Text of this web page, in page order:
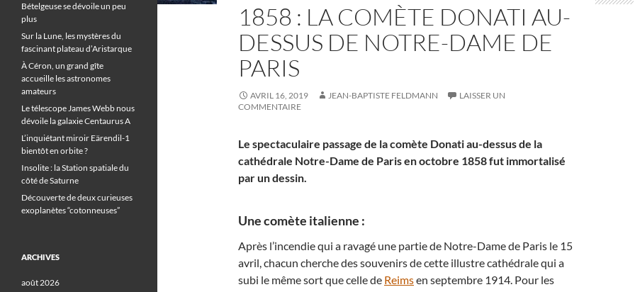
1858 : LA COMÈTE DONATI AU-
DESSUS DE NOTRE-DAME DE
PARIS
AVRIL 16, 2019 JEAN-BAPTISTE FELDMANN
LAISSER UN
COMMENTAIRE
Le spectaculaire passage de la comète Donati au-dessus de la
cathédrale Notre-Dame de Paris en octobre 1858 fut immortalisé
par un dessin.
Une comète italienne :
Après l’incendie qui a ravagé une partie de Notre-Dame de Paris le 15
avril, chacun cherche des souvenirs de cette illustre cathédrale qui a
subi le même sort que celle de Reimsen septembre 1914. Pour les
Bételgeuse se dévoile un peu
plus
Sur la Lune, les mystères du
fascinant plateau d’Aristarque
À Céron, un grand gîte
accueille les astronomes
amateurs
Le télescope James Webb nous
dévoile la galaxie Centaurus A
L’inquiétant miroir Eärendil-1
bientôt en orbite ?
Insolite : la Station spatiale du
côté de Saturne
Découverte de deux curieuses
exoplanètes “cotonneuses”
ARCHIVES
août 2026